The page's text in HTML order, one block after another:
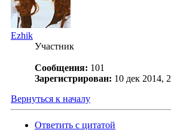
Ezhik
Участник
Сообщения: 101
Зарегистрирован: 10 дек 2014,
Вернуться к началу
Ответить с цитатой